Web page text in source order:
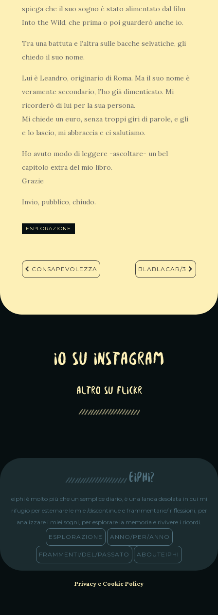
spiega che il suo sogno è stato alimentato dal film
Into the Wild, che prima o poi guarderò anche io.
Tra una battuta e l’altra sulle bacche selvatiche, gli
chiedo il suo nome.
Lui è Leandro, originario di Roma. Ma il suo nome è
veramente secondario, l’ho già dimenticato. Mi
ricorderò di lui per la sua persona.
Mi chiede un euro, senza troppi giri di parole, e gli
e lo lascio, mi abbraccia e ci salutiamo.
Ho avuto modo di leggere -ascoltare- un bel
capitolo extra del mio libro.
Grazie
Invio, pubblico, chiudo.
ESPLORAZIONE
Navigazione
articoli
CONSAPEVOLEZZA BLABLACAR/3
Io su Instagram
altro su Flickr
eiphi?
eiphi è molto più che un semplice diario, è una landa desolata in cui mi
rifugio per esternare le mie /discontinue e frammentarie/ riflessioni, per
analizzare i miei sogni, per esplorare la memoria e rivivere i ricordi.
ESPLORAZIONE
ANNO/PER/ANNO
FRAMMENTI/DEL/PASSATO ABOUTEIPHI
Privacy e Cookie Policy